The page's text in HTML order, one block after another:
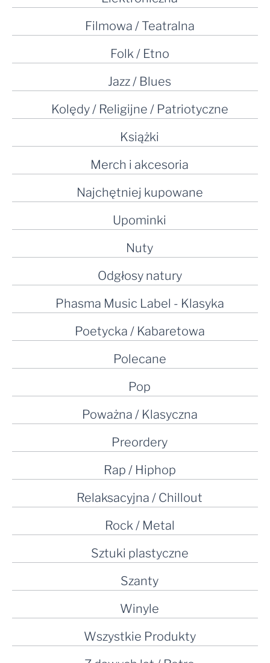
Filmowa / Teatralna
Folk / Etno
Jazz / Blues
Kolędy / Religijne / Patriotyczne
Książki
Merch i akcesoria
Najchętniej kupowane
Upominki
Nuty
Odgłosy natury
Phasma Music Label - Klasyka
Poetycka / Kabaretowa
Polecane
Pop
Poważna / Klasyczna
Preordery
Rap / Hiphop
Relaksacyjna / Chillout
Rock / Metal
Sztuki plastyczne
Szanty
Winyle
Wszystkie Produkty